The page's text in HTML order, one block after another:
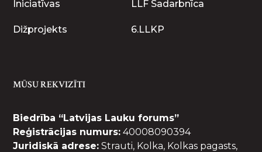
Iniciatīvas LLF Sadarbnīca
Dižprojekts 6.LLKP
MŪSU REKVIZĪTI
Biedrība “Latvijas Lauku forums”
Reģistrācijas numurs: 40008090394
Juridiskā adrese: Strauti, Kolka, Kolkas pagasts,